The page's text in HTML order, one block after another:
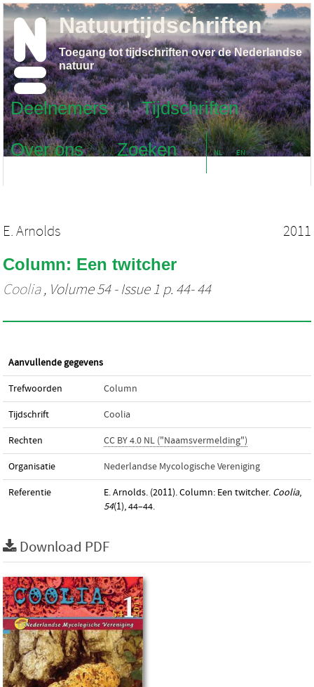
Deelnemers
Tijdschriften
Over ons
Zoeken NL EN
Natuurtijdschriften
Toegang tot tijdschriften over de Nederlandse
natuur
E. Arnolds 2011
Column: Een twitcher
Coolia, Volume 54 - Issue 1 p. 44- 44
Aanvullende gegevens
Trefwoorden Column
Tijdschrift Coolia
Rechten CC BY 4.0 NL ("Naamsvermelding")
Organisatie Nederlandse Mycologische Vereniging
Referentie E. Arnolds. (2011). Column: Een twitcher. Coolia,
54(1), 44–44.
Download PDF